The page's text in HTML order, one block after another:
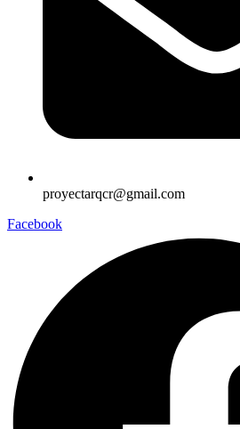
proyectarqcr@gmail.com
Facebook